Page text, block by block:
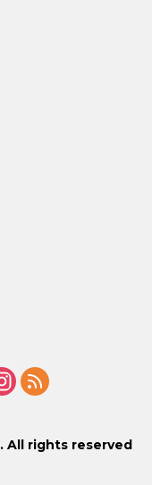
. All rights reserved